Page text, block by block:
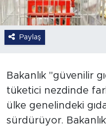
Paylaş
Bakanlık "güvenilir
tüketici nezdinde
ülke genelindeki
sürdürüyor.